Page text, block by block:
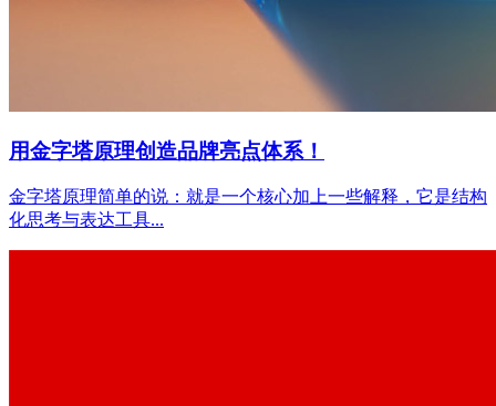
用金字塔原理创造品牌亮点体系！
金字塔原理简单的说：就是一个核心加上一些解释，它是结构
化思考与表达工具...